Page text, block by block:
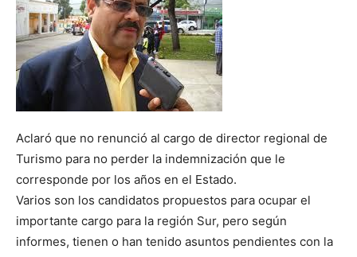
Aclaró que no renunció al cargo de director regional de
Turismo para no perder la indemnización que le
corresponde por los años en el Estado.
Varios son los candidatos propuestos para ocupar el
importante cargo para la región Sur, pero según
informes, tienen o han tenido asuntos pendientes con la